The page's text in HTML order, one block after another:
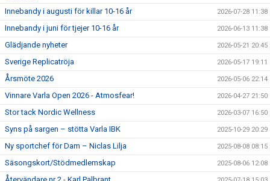
Innebandy i augusti för killar 10-16 år 2026-07-28 11:38
Innebandy i juni för tjejer 10-16 år 2026-06-13 11:38
Glädjande nyheter 2026-05-21 20:45
Sverige Replicatröja 2026-05-17 19:11
Årsmöte 2026 2026-05-06 22:14
Vinnare Varla Open 2026 - Atmosfear! 2026-04-27 21:50
Stor tack Nordic Wellness 2026-03-07 16:50
Syns på sargen – stötta Varla IBK 2025-10-29 20:29
Ny sportchef för Dam – Niclas Lilja 2025-08-08 08:15
Säsongskort/Stödmedlemskap 2025-08-06 12:08